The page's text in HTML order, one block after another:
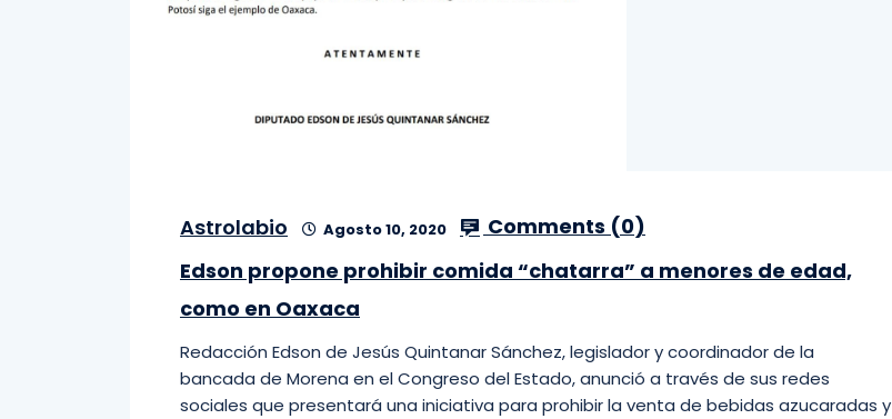
Astrolabio Agosto 10, 2020 Comments (0)
Edson propone prohibir comida “chatarra” a menores de edad,
como en Oaxaca
Redacción Edson de Jesús Quintanar Sánchez, legislador y coordinador de la
bancada de Morena en el Congreso del Estado, anunció a través de sus redes
sociales que presentará una iniciativa para prohibir la venta de bebidas azucaradas y